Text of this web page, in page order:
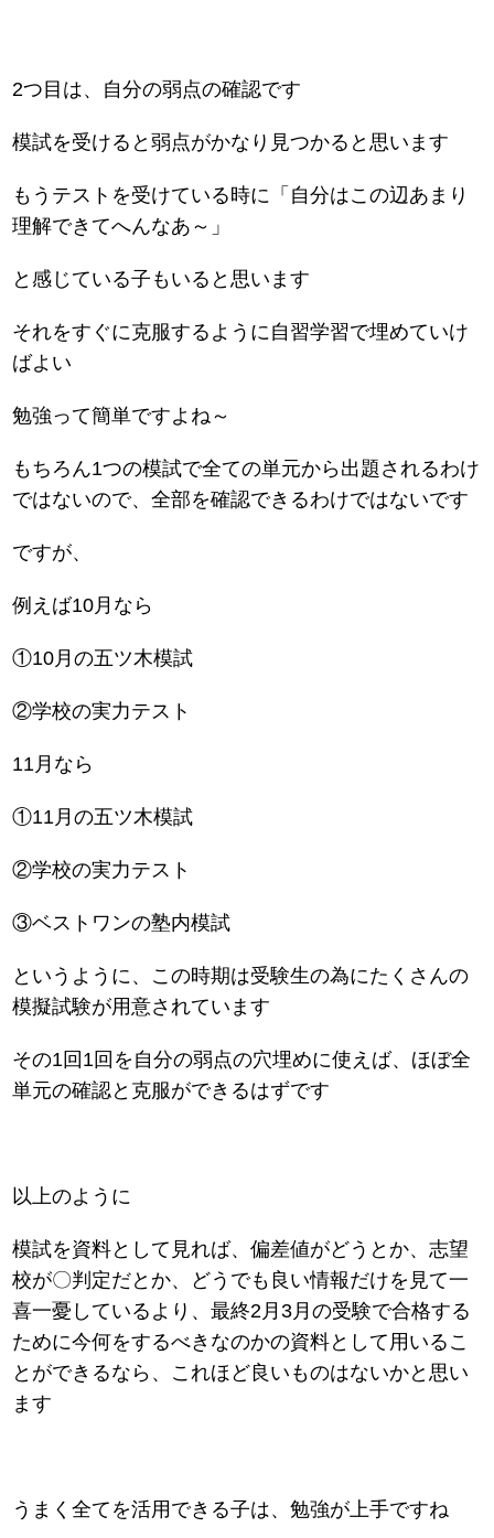
2つ目は、自分の弱点の確認です
模試を受けると弱点がかなり見つかると思います
もうテストを受けている時に「自分はこの辺あまり
理解できてへんなあ～」
と感じている子もいると思います
それをすぐに克服するように自習学習で埋めていけ
ばよい
勉強って簡単ですよね～
もちろん1つの模試で全ての単元から出題されるわけ
ではないので、全部を確認できるわけではないです
ですが、
例えば10月なら
①10月の五ツ木模試
②学校の実力テスト
11月なら
①11月の五ツ木模試
②学校の実力テスト
③ベストワンの塾内模試
というように、この時期は受験生の為にたくさんの
模擬試験が用意されています
その1回1回を自分の弱点の穴埋めに使えば、ほぼ全
単元の確認と克服ができるはずです
以上のように
模試を資料として見れば、偏差値がどうとか、志望
校が〇判定だとか、どうでも良い情報だけを見て一
喜一憂しているより、最終2月3月の受験で合格する
ために今何をするべきなのかの資料として用いるこ
とができるなら、これほど良いものはないかと思い
ます
うまく全てを活用できる子は、勉強が上手ですね